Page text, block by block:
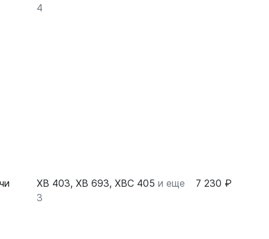
4
XB 403, XB 693, XBC 405 и еще
3
7 230 ₽